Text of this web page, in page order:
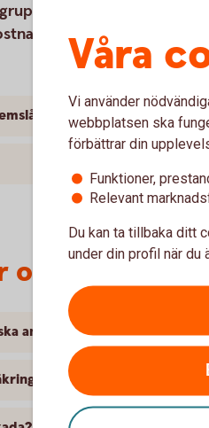
som
Det innebär en extra
svar
anslutas till försäkringarna?
Våra
Vi använder
webbplatsen ska
förbättrar din
Funktioner,
Relevant
Du kan ta tillbaka ditt
under din profil när du